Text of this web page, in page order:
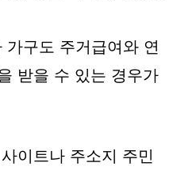
구도 주거급여와 연
받을 수 있는 경우가
이트나 주소지 주민